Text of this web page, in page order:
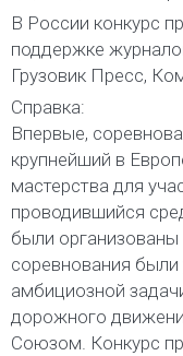
В России конкурс
поддержке
Грузовик Пресс,
Справка:
Впервые,
крупнейший в
мастерства для
проводившийся
были организованы
соревнования
амбициозной
дорожного
Союзом. Конкурс